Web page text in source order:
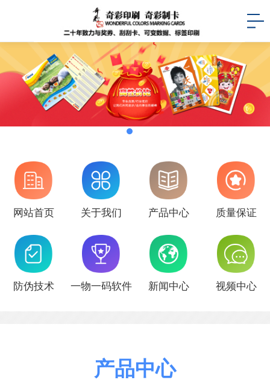
网站首页 关于我们 产品中心 质量保证
防伪技术 一物一码软件 新闻中心 视频中心
产品中心